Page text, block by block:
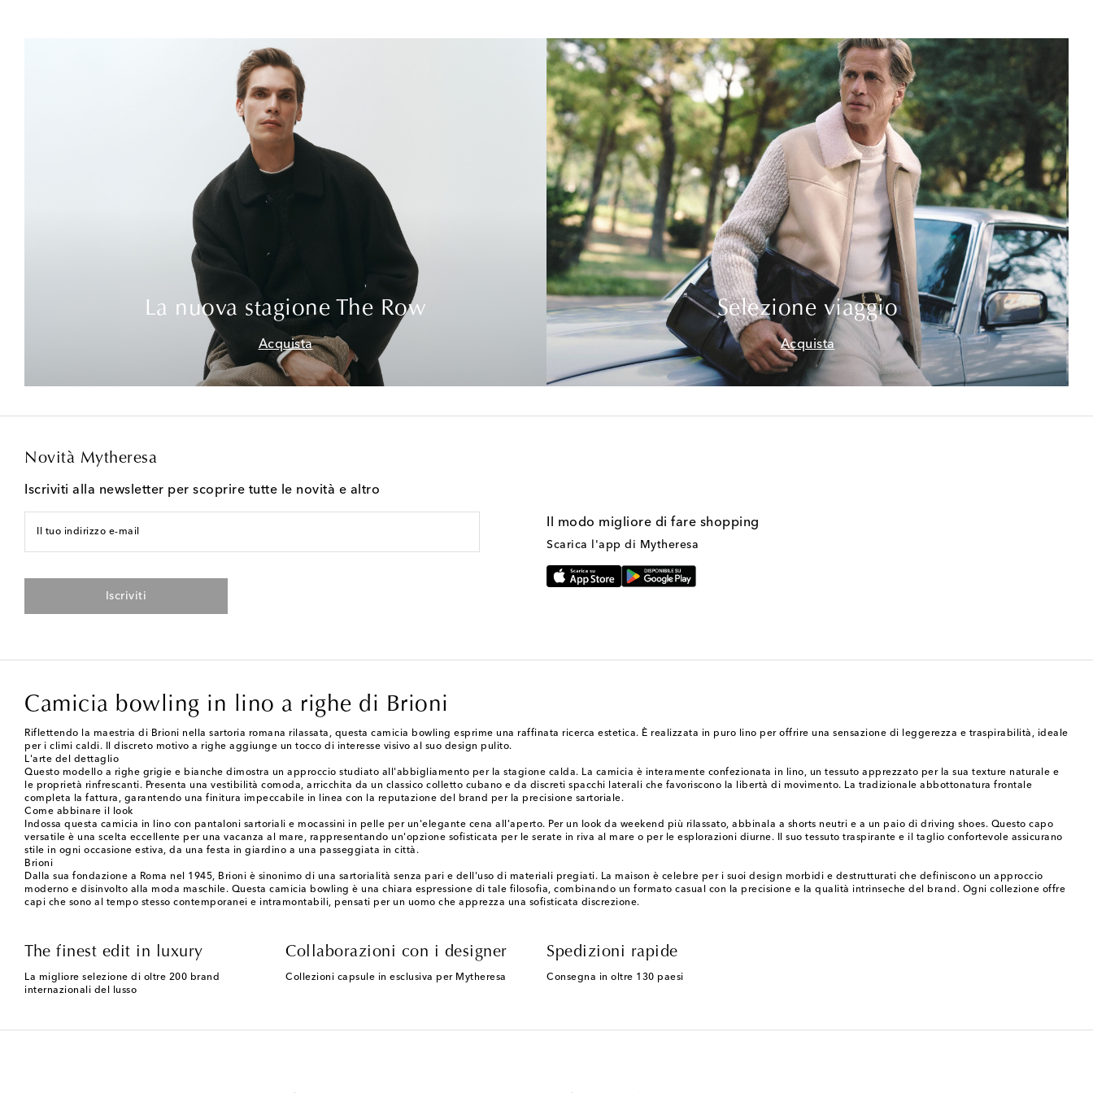
La nuova stagione The Row
Acquista
Selezione viaggio
Acquista
Novità Mytheresa
Iscriviti alla newsletter per scoprire tutte le novità e altro
Il tuo indirizzo e-mail
Iscriviti
Il modo migliore di fare shopping
Scarica l'app di Mytheresa
Camicia bowling in lino a righe di Brioni
Riflettendo la maestria di Brioni nella sartoria romana rilassata, questa camicia bowling esprime una raffinata ricerca estetica. È realizzata in puro lino per offrire una sensazione di leggerezza e traspirabilità, ideale
per i climi caldi. Il discreto motivo a righe aggiunge un tocco di interesse visivo al suo design pulito.
L'arte del dettaglio
Questo modello a righe grigie e bianche dimostra un approccio studiato all'abbigliamento per la stagione calda. La camicia è interamente confezionata in lino, un tessuto apprezzato per la sua texture naturale e
le proprietà rinfrescanti. Presenta una vestibilità comoda, arricchita da un classico colletto cubano e da discreti spacchi laterali che favoriscono la libertà di movimento. La tradizionale abbottonatura frontale
completa la fattura, garantendo una finitura impeccabile in linea con la reputazione del brand per la precisione sartoriale.
Come abbinare il look
Indossa questa camicia in lino con pantaloni sartoriali e mocassini in pelle per un'elegante cena all'aperto. Per un look da weekend più rilassato, abbinala a shorts neutri e a un paio di driving shoes. Questo capo
versatile è una scelta eccellente per una vacanza al mare, rappresentando un'opzione sofisticata per le serate in riva al mare o per le esplorazioni diurne. Il suo tessuto traspirante e il taglio confortevole assicurano
stile in ogni occasione estiva, da una festa in giardino a una passeggiata in città.
Brioni
Dalla sua fondazione a Roma nel 1945, Brioni è sinonimo di una sartorialità senza pari e dell'uso di materiali pregiati. La maison è celebre per i suoi design morbidi e destrutturati che definiscono un approccio
moderno e disinvolto alla moda maschile. Questa camicia bowling è una chiara espressione di tale filosofia, combinando un formato casual con la precisione e la qualità intrinseche del brand. Ogni collezione offre
capi che sono al tempo stesso contemporanei e intramontabili, pensati per un uomo che apprezza una sofisticata discrezione.
The finest edit in luxury
La migliore selezione di oltre 200 brand
internazionali del lusso
Collaborazioni con i designer
Collezioni capsule in esclusiva per Mytheresa
Spedizioni rapide
Consegna in oltre 130 paesi